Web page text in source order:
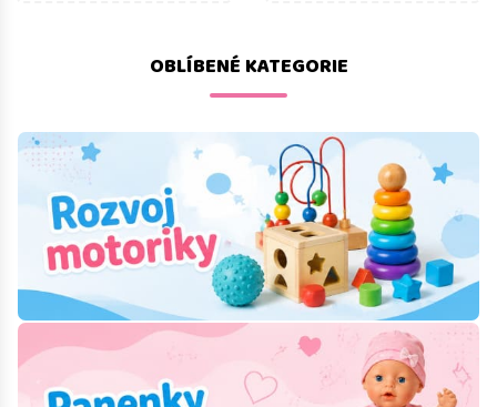
OBLÍBENÉ KATEGORIE